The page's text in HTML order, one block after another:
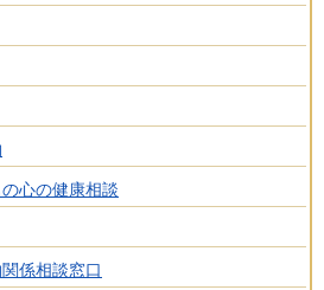
心の健康相談
係相談窓口